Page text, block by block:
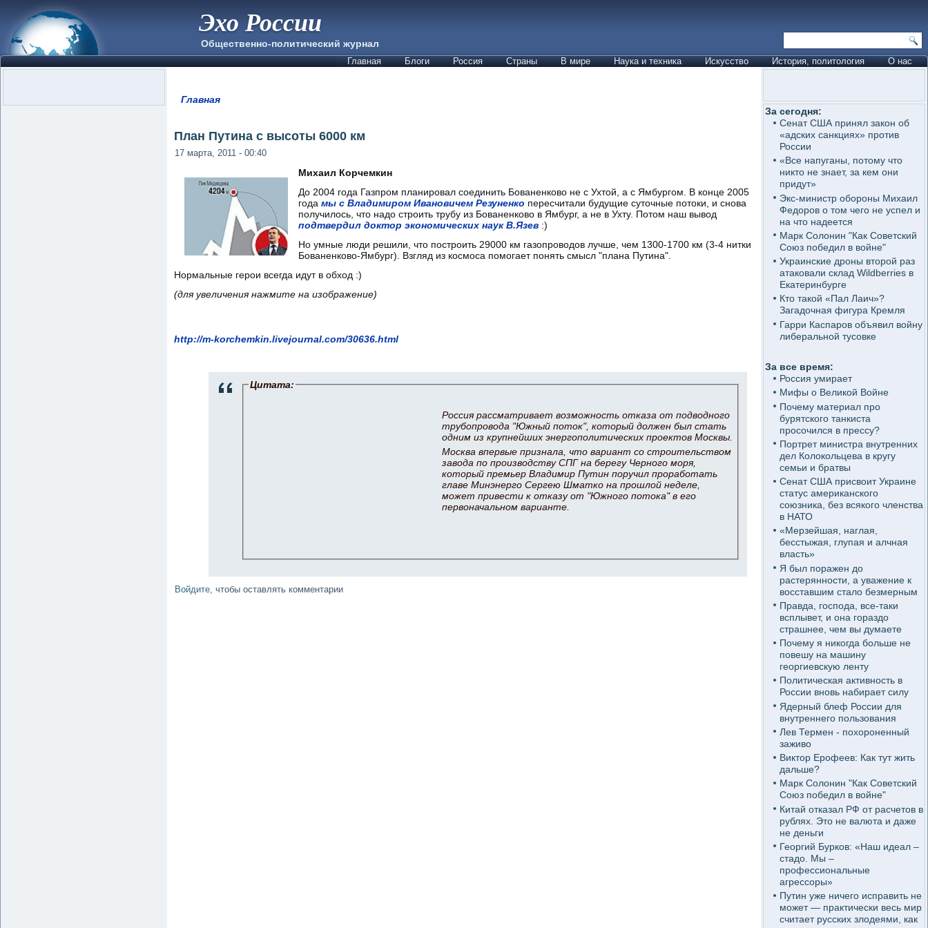
Эхо России
Общественно-политический журнал
Главная Блоги Россия Страны В мире Наука и техника Искусство История, политология О нас
Главная
План Путина с высоты 6000 км
17 марта, 2011 - 00:40
Михаил Корчемкин
До 2004 года Газпром планировал соединить Бованенково не с Ухтой, а с Ямбургом. В конце 2005
года мы с Владимиром Ивановичем Резуненко пересчитали будущие суточные потоки, и снова
получилось, что надо строить трубу из Бованенково в Ямбург, а не в Ухту. Потом наш вывод
подтвердил доктор экономических наук В.Язев :)
Но умные люди решили, что построить 29000 км газопроводов лучше, чем 1300-1700 км (3-4 нитки
Бованенково-Ямбург). Взгляд из космоса помогает понять смысл "плана Путина".
Нормальные герои всегда идут в обход :)
(для увеличения нажмите на изображение)
http://m-korchemkin.livejournal.com/30636.html
Цитата:
Россия рассматривает возможность отказа от подводного
трубопровода "Южный поток", который должен был стать
одним из крупнейших энергополитических проектов Москвы.
Москва впервые признала, что вариант со строительством
завода по производству СПГ на берегу Черного моря,
который премьер Владимир Путин поручил проработать
главе Минэнерго Сергею Шматко на прошлой неделе,
может привести к отказу от "Южного потока" в его
первоначальном варианте.
Войдите , чтобы оставлять комментарии
За сегодня:
Сенат США принял закон об
«адских санкциях» против
России
«Все напуганы, потому что
никто не знает, за кем они
придут»
Экс-министр обороны Михаил
Федоров о том чего не успел и
на что надеется
Марк Солонин "Как Советский
Союз победил в войне"
Украинские дроны второй раз
атаковали склад Wildberries в
Екатеринбурге
Кто такой «Пал Лаич»?
Загадочная фигура Кремля
Гарри Каспаров объявил войну
либеральной тусовке
За все время:
Россия умирает
Мифы о Великой Войне
Почему материал про
бурятского танкиста
просочился в прессу?
Портрет министра внутренних
дел Колокольцева в кругу
семьи и братвы
Сенат США присвоит Украине
статус американского
союзника, без всякого членства
в НАТО
«Мерзейшая, наглая,
бесстыжая, глупая и алчная
власть»
Я был поражен до
растерянности, а уважение к
восставшим стало безмерным
Правда, господа, все-таки
всплывет, и она гораздо
страшнее, чем вы думаете
Почему я никогда больше не
повешу на машину
георгиевскую ленту
Политическая активность в
России вновь набирает силу
Ядерный блеф России для
внутреннего пользования
Лев Термен - похороненный
заживо
Виктор Ерофеев: Как тут жить
дальше?
Марк Солонин "Как Советский
Союз победил в войне"
Китай отказал РФ от расчетов в
рублях. Это не валюта и даже
не деньги
Георгий Бурков: «Наш идеал –
стадо. Мы –
профессиональные
агрессоры»
Путин уже ничего исправить не
может — практически весь мир
считает русских злодеями, как